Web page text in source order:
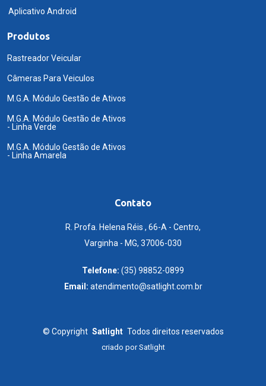
Aplicativo Android
Produtos
Rastreador Veicular
Câmeras Para Veiculos
M.G.A. Módulo Gestão de Ativos
M.G.A. Módulo Gestão de Ativos
- Linha Verde
M.G.A. Módulo Gestão de Ativos
- Linha Amarela
Contato
R. Profa. Helena Réis , 66-A - Centro,
Varginha - MG, 37006-030
Telefone: (35) 98852-0899
Email: atendimento@satlight.com.br
© Copyright Satlight Todos direitos reservados
criado porSatlight